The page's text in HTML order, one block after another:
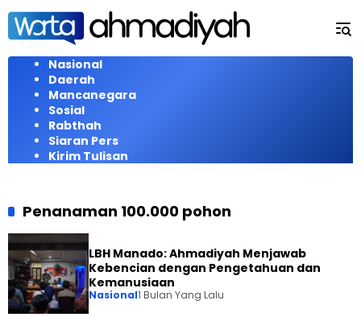
Langsung
konten
Nasional
Daerah
Mancanegara
Sosial
Rabthah
Siaran Pers
Kirim Tulisan
Penanaman 100.000 pohon
LBH Manado: Ahmadiyah Menjawab
Kebencian dengan Pengetahuan dan
Kemanusiaan
Nasional1 Bulan Yang Lalu